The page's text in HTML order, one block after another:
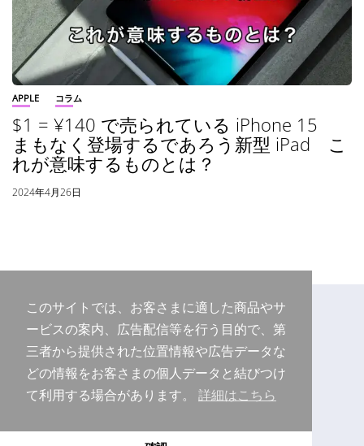
APPLE コラム
$1 = ¥140 で売られている iPhone 15
まもなく登場するであろう新型 iPad こ
れが意味するものとは？
2024年4月26日
このサイトでは、お客さまに適した商品やサ
ービスの案内、広告配信等を行う目的で、第
三者から提供された位置情報や広告データな
どの情報をお客さまの個人データと結びつけ
て利用する場合があります。 詳細はこちら